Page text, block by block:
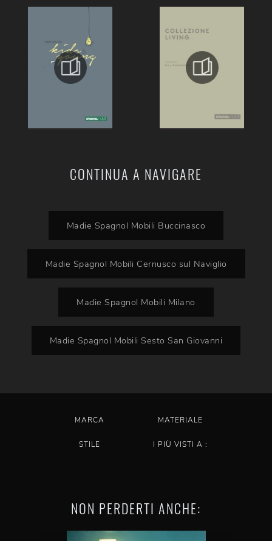
CONTINUA A NAVIGARE
Madie Spagnol Mobili Buccinasco
Madie Spagnol Mobili Cernusco sul Naviglio
Madie Spagnol Mobili Milano
Madie Spagnol Mobili Sesto San Giovanni
MARCA MATERIALE
STILE I PIÙ VISTI A :
NON PERDERTI ANCHE: